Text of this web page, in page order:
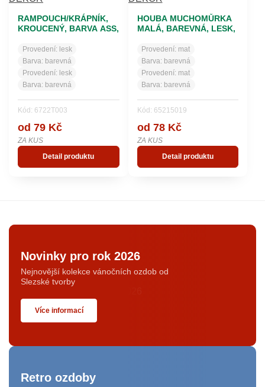
RAMPOUCH/KRÁPNÍK,
KROUCENÝ, BARVA ASS,
Provedení: lesk
Barva: barevná
Provedení: lesk
Barva: barevná
Kód: 6722T003
od 79 Kč
ZA KUS
Detail produktu
HOUBA MUCHOMŮRKA
MALÁ, BAREVNÁ, LESK,
Provedení: mat
Barva: barevná
Provedení: mat
Barva: barevná
Kód: 65215019
od 78 Kč
ZA KUS
Detail produktu
Novinky pro rok 2026
Nejnovější kolekce vánočních ozdob od
Slezské tvorby
Více informací
Retro ozdoby